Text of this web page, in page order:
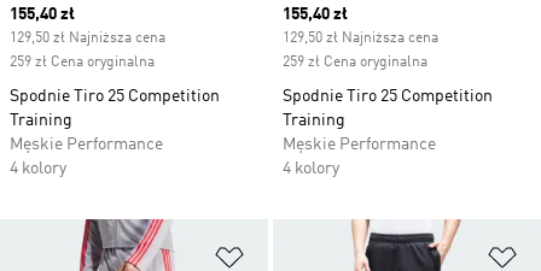
Current price
155,40 zł
129,50 zł Najniższa cena
259 zł Cena oryginalna
Spodnie Tiro 25 Competition
Training
Męskie Performance
4 kolory
Current price
155,40 zł
129,50 zł Najniższa cena
259 zł Cena oryginalna
Spodnie Tiro 25 Competition
Training
Męskie Performance
4 kolory
Dodaj do listy życzeń